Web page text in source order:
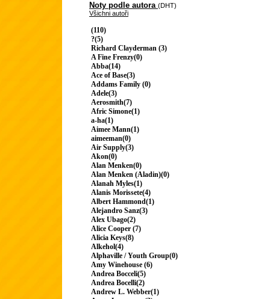
Noty podle autora (DHT)
Všichni autoři
(110)
?(5)
Richard Clayderman (3)
A Fine Frenzy(0)
Abba(14)
Ace of Base(3)
Addams Family (0)
Adele(3)
Aerosmith(7)
Afric Simone(1)
a-ha(1)
Aimee Mann(1)
aimeeman(0)
Air Supply(3)
Akon(0)
Alan Menken(0)
Alan Menken (Aladin)(0)
Alanah Myles(1)
Alanis Morissete(4)
Albert Hammond(1)
Alejandro Sanz(3)
Alex Ubago(2)
Alice Cooper (7)
Alicia Keys(8)
Alkehol(4)
Alphaville / Youth Group(0)
Amy Winehouse (6)
Andrea Bocceli(5)
Andrea Bocelli(2)
Andrew L. Webber(1)